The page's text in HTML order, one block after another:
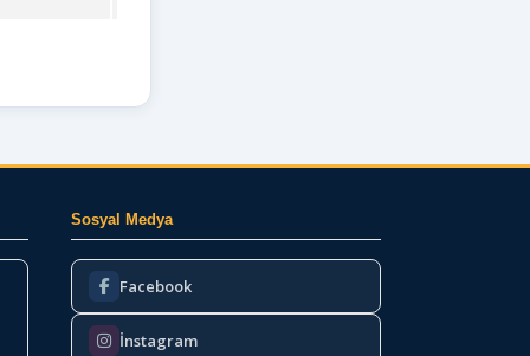
Sosyal Medya
Facebook
İnstagram